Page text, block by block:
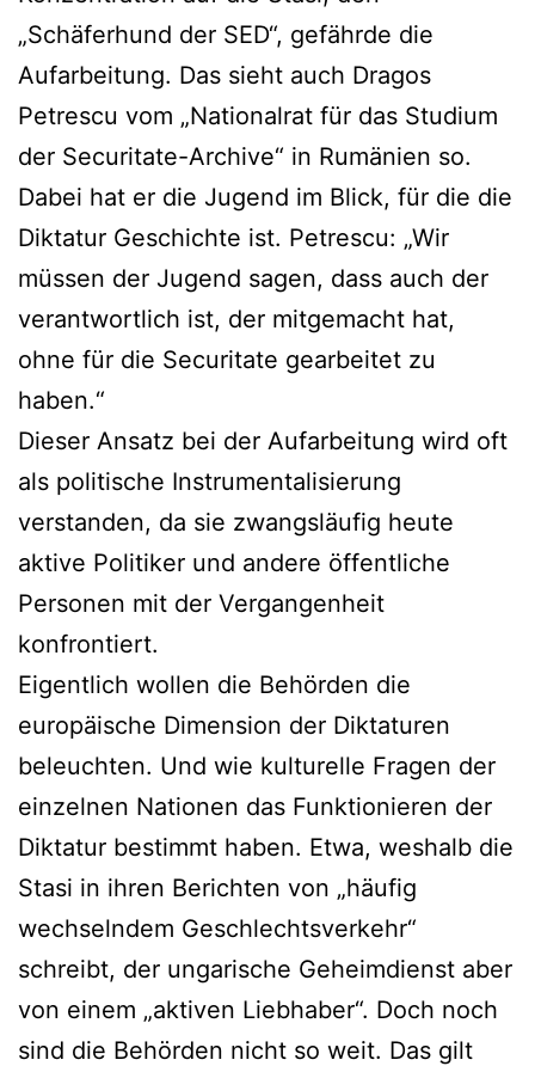
„Schäferhund der SED“, gefährde die
Aufarbeitung. Das sieht auch Dragos
Petrescu vom „Nationalrat für das Studium
der Securitate-Archive“ in Rumänien so.
Dabei hat er die Jugend im Blick, für die die
Diktatur Geschichte ist. Petrescu: „Wir
müssen der Jugend sagen, dass auch der
verantwortlich ist, der mitgemacht hat,
ohne für die Securitate gearbeitet zu
haben.“
Dieser Ansatz bei der Aufarbeitung wird oft
als politische Instrumentalisierung
verstanden, da sie zwangsläufig heute
aktive Politiker und andere öffentliche
Personen mit der Vergangenheit
konfrontiert.
Eigentlich wollen die Behörden die
europäische Dimension der Diktaturen
beleuchten. Und wie kulturelle Fragen der
einzelnen Nationen das Funktionieren der
Diktatur bestimmt haben. Etwa, weshalb die
Stasi in ihren Berichten von „häufig
wechselndem Geschlechtsverkehr“
schreibt, der ungarische Geheimdienst aber
von einem „aktiven Liebhaber“. Doch noch
sind die Behörden nicht so weit. Das gilt